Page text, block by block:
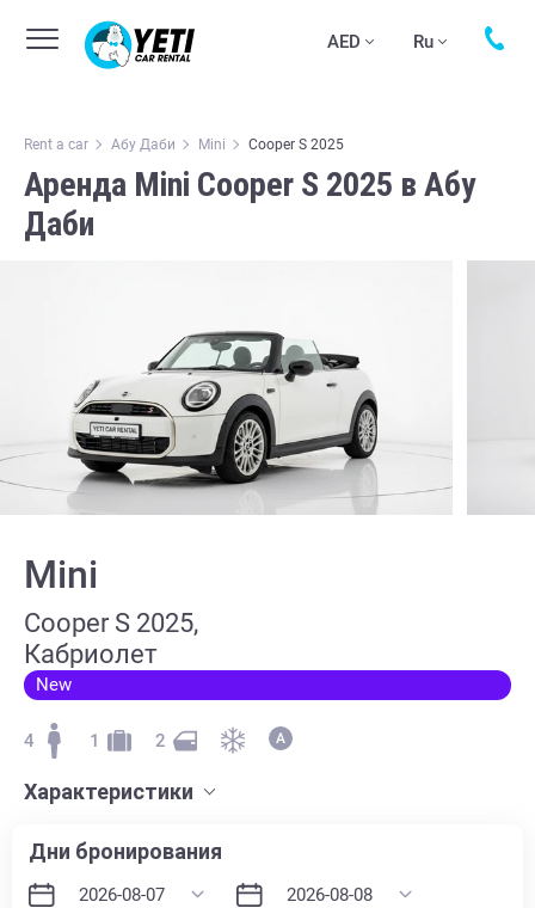
AED Ru
Rent a car Абу Даби Mini Cooper S 2025
Аренда Mini Cooper S 2025 в Абу
Даби
Mini
Cooper S 2025,
Кабриолет
New
4 1 2
Характеристики
Дни бронирования